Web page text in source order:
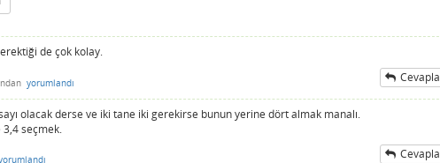
de çok kolay.
yorumlandı Cevapla
olacak derse ve iki tane iki gerekirse bunun yerine dört almak manalı.
3,4 seçmek.
Cevapla